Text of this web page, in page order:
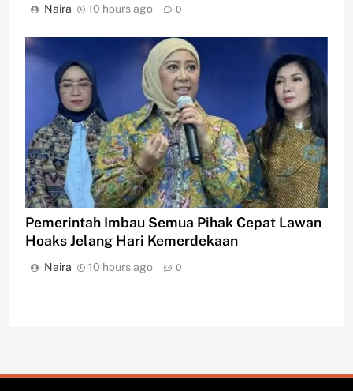
Naira 10 hours ago 0
Pemerintah Imbau Semua Pihak Cepat Lawan
Hoaks Jelang Hari Kemerdekaan
Naira 10 hours ago 0